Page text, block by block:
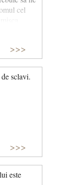
cel
>>>
sclavi.
>>>
este